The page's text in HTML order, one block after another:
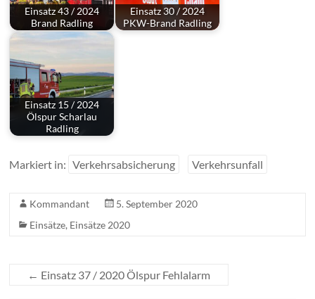
Einsatz 43 / 2024
Brand Radling
Einsatz 30 / 2024
PKW-Brand Radling
Einsatz 15 / 2024
Ölspur Scharlau
Radling
Markiert in: Verkehrsabsicherung Verkehrsunfall
Kommandant
5. September 2020
Einsätze, Einsätze 2020
← Einsatz 37 / 2020 Ölspur Fehlalarm